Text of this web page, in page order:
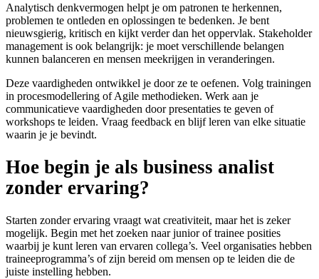
Analytisch denkvermogen helpt je om patronen te herkennen,
problemen te ontleden en oplossingen te bedenken. Je bent
nieuwsgierig, kritisch en kijkt verder dan het oppervlak. Stakeholder
management is ook belangrijk: je moet verschillende belangen
kunnen balanceren en mensen meekrijgen in veranderingen.
Deze vaardigheden ontwikkel je door ze te oefenen. Volg trainingen
in procesmodellering of Agile methodieken. Werk aan je
communicatieve vaardigheden door presentaties te geven of
workshops te leiden. Vraag feedback en blijf leren van elke situatie
waarin je je bevindt.
Hoe begin je als business analist
zonder ervaring?
Starten zonder ervaring vraagt wat creativiteit, maar het is zeker
mogelijk. Begin met het zoeken naar junior of trainee posities
waarbij je kunt leren van ervaren collega’s. Veel organisaties hebben
traineeprogramma’s of zijn bereid om mensen op te leiden die de
juiste instelling hebben.